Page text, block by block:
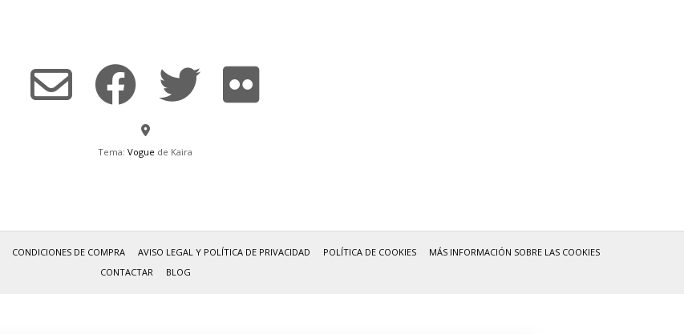
Tema: Vogue de Kaira
CONDICIONES DE COMPRA AVISO LEGAL Y POLÍTICA DE PRIVACIDAD POLÍTICA DE COOKIES
MÁS INFORMACIÓN SOBRE LAS COOKIES
CONTACTAR
BLOG